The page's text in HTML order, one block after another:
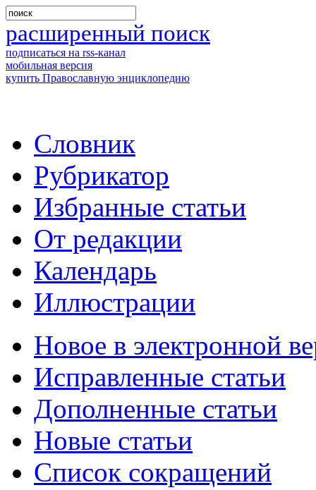
расширенный поиск
подписаться на rss-канал
мобильная версия
купить Православную энциклопедию
Словник
Рубрикатор
Избранные статьи
От редакции
Календарь
Иллюстрации
Новое в электронной
Исправленные статьи
Дополненные статьи
Новые статьи
Список сокращений